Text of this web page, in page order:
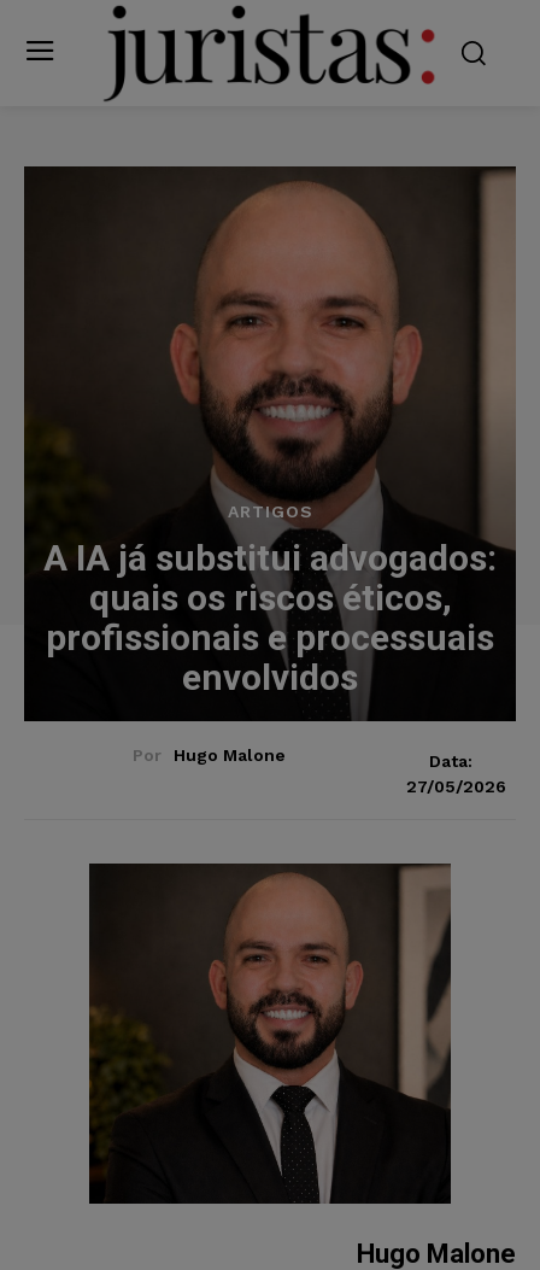
ARTIGOS
A IA já substitui advogados:
quais os riscos éticos,
profissionais e processuais
envolvidos
Por Hugo Malone
Data:
27/05/2026
Hugo Malone